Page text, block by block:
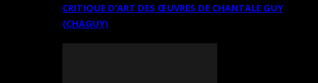
CRITIQUE D’ART DES ŒUVRES DE CHANTALE GUY
(CHAGUY)